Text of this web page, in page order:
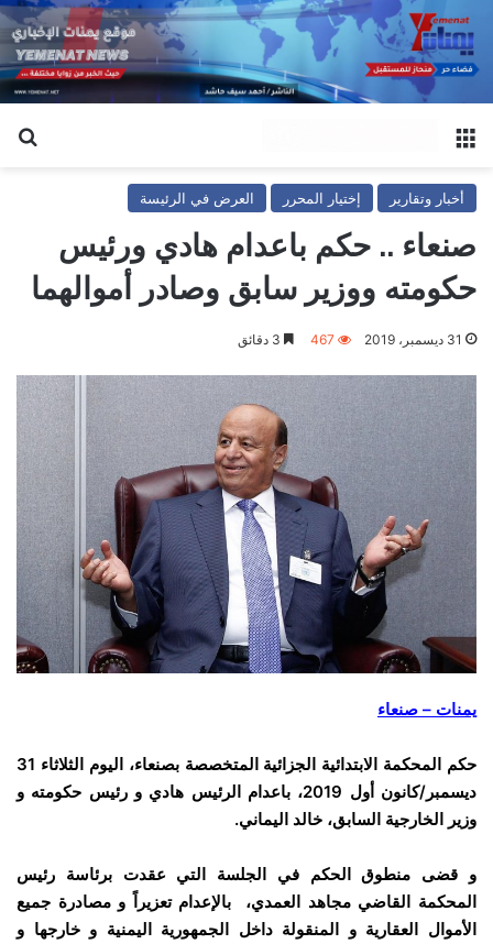
أخبار وتقارير إختيار المحرر العرض في الرئيسة
صنعاء .. حكم باعدام هادي ورئيس
حكومته ووزير سابق وصادر أموالهما
31 ديسمبر، 2019 467
يمنات – صنعاء
حكم المحكمة الابتدائية الجزائية المتخصصة بصنعاء، اليوم الثلاثاء 31
ديسمبر/كانون أول 2019، باعدام الرئيس هادي و رئيس حكومته و
وزير الخارجية السابق، خالد اليماني.
و قضى منطوق الحكم في الجلسة التي عقدت برئاسة رئيس
المحكمة القاضي مجاهد العمدي، بالإعدام تعزيراً و مصادرة جميع
الأموال العقارية و المنقولة داخل الجمهورية اليمنية و خارجها و